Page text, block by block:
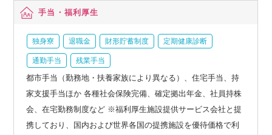
手当・福利厚生
独身寮 退職金 財形貯蓄制度 定期健康診断
通勤手当 残業手当
都市手当（勤務地・扶養家族により異なる）、住宅手当、持
家支援手当ほか 各種社会保険完備、確定拠出年金、社員持株
会、在宅勤務制度など ※福利厚生施設提供サービス会社と提
携しており、国内および世界各国の提携施設を優待価格で利